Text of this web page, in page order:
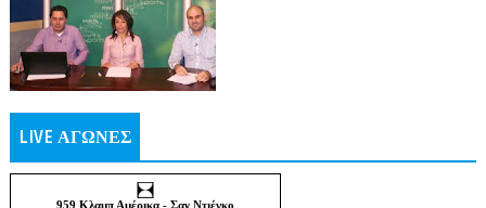
LIVE ΑΓΩΝΕΣ